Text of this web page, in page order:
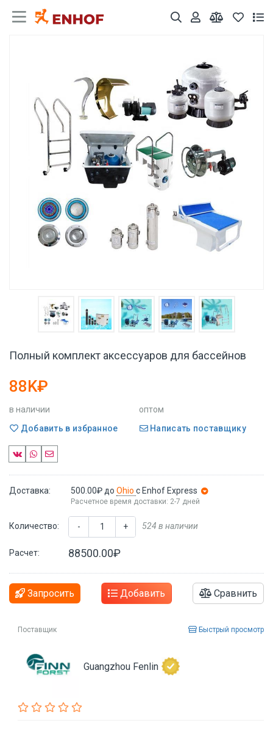
Полный комплект аксессуаров для бассейнов
88K₽
в наличии
оптом
Добавить в избранное
Написать поставщику
Доставка: 500.00₽ до Ohio с Enhof Express
Расчетное время доставки: 2-7 дней
Количество: - + 524 в наличии
Расчет: 88500.00₽
Запросить Добавить Сравнить
Поставщик Быстрый просмотр
Guangzhou Fenlin